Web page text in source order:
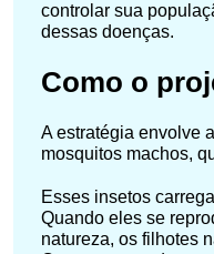
controlar sua
dessas doenças.
Como o
A estratégia envolve
mosquitos machos,
Esses insetos
Quando eles se
natureza, os filhotes